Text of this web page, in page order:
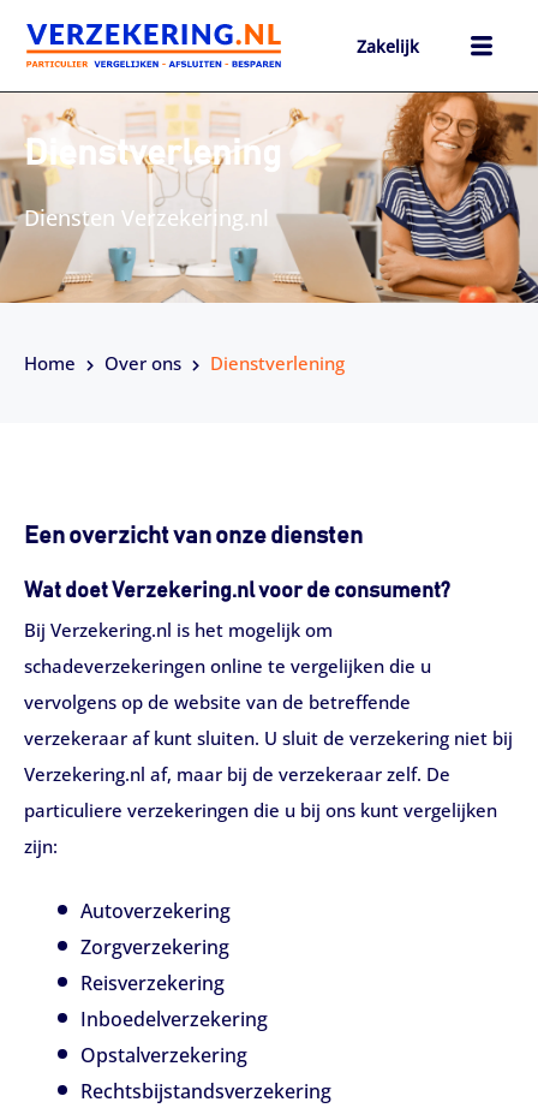
naar
inhoud
Zakelijk
Dienstverlening
Diensten Verzekering.nl
Home Over ons Dienstverlening
Een overzicht van onze diensten
Wat doet Verzekering.nl voor de consument?
Bij Verzekering.nl is het mogelijk om
schadeverzekeringen online te vergelijken die u
vervolgens op de website van de betreffende
verzekeraar af kunt sluiten. U sluit de verzekering niet bij
Verzekering.nl af, maar bij de verzekeraar zelf. De
particuliere verzekeringen die u bij ons kunt vergelijken
zijn:
Autoverzekering
Zorgverzekering
Reisverzekering
Inboedelverzekering
Opstalverzekering
Rechtsbijstandsverzekering